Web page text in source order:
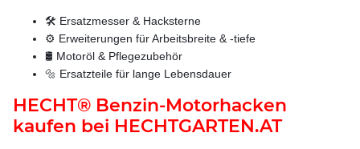
🛠️ Ersatzmesser & Hacksterne
⚙️ Erweiterungen für Arbeitsbreite & -tiefe
🛢️ Motoröl & Pflegezubehör
🔩 Ersatzteile für lange Lebensdauer
HECHT® Benzin-Motorhacken
kaufen bei HECHTGARTEN.AT